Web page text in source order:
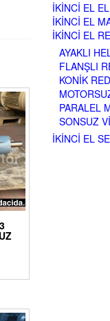
İKINCI EL
İKINCI EL
İKINCI EL
AYAKLI
FLANŞLI
KONIK
PARALEL
SONSUZ
İKINCI EL